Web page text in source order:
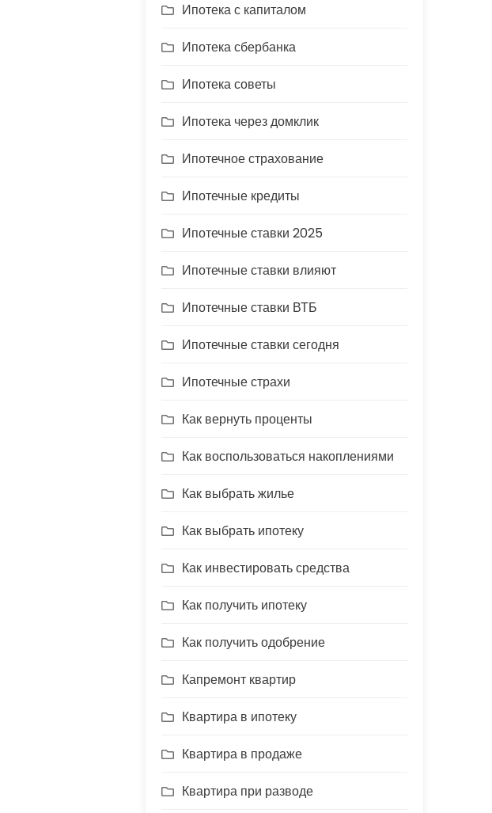
Ипотека с капиталом
Ипотека сбербанка
Ипотека советы
Ипотека через домклик
Ипотечное страхование
Ипотечные кредиты
Ипотечные ставки 2025
Ипотечные ставки влияют
Ипотечные ставки ВТБ
Ипотечные ставки сегодня
Ипотечные страхи
Как вернуть проценты
Как воспользоваться накоплениями
Как выбрать жилье
Как выбрать ипотеку
Как инвестировать средства
Как получить ипотеку
Как получить одобрение
Капремонт квартир
Квартира в ипотеку
Квартира в продаже
Квартира при разводе